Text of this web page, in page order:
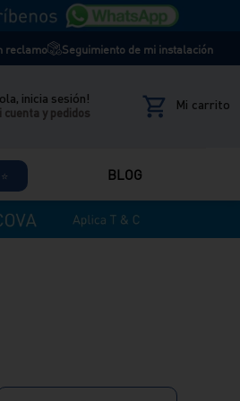
reclamo Seguimiento de mi instalación
inicia sesión!
BLOG